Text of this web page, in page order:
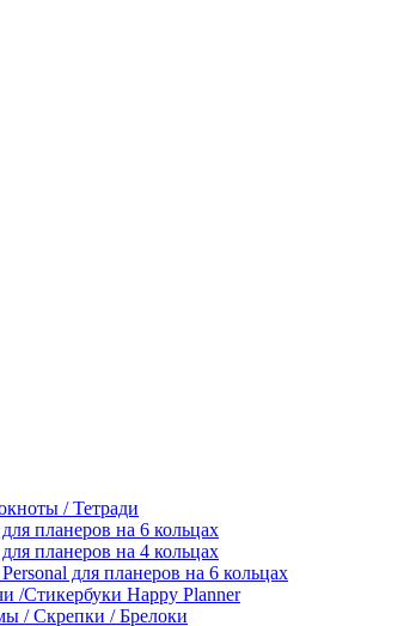
/ Тетради
планеров на 6 кольцах
планеров на 4 кольцах
для планеров на 6 кольцах
/Стикербуки Happy Planner
/ Скрепки / Брелоки